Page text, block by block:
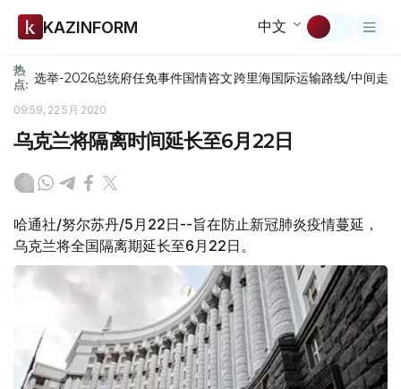
KAZINFORM 中文
热
点: 选举-2026总统府任免事件国情咨文跨里海国际运输路线/中间走廊
09:59, 22 5月 2020
乌克兰将隔离时间延长至6月22日
哈通社/努尔苏丹/5月22日--旨在防止新冠肺炎疫情蔓延，
乌克兰将全国隔离期延长至6月22日。